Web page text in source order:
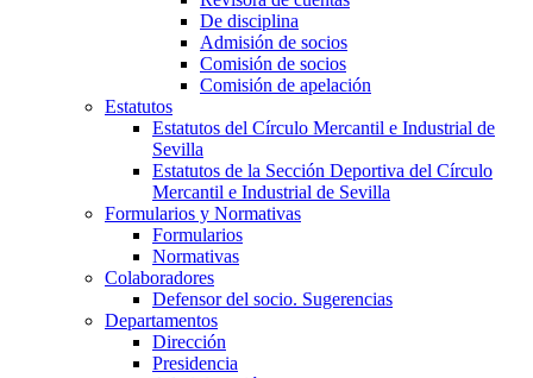
De disciplina
Admisión de socios
Comisión de socios
Comisión de apelación
Estatutos
Estatutos del Círculo Mercantil e Industrial de
Sevilla
Estatutos de la Sección Deportiva del Círculo
Mercantil e Industrial de Sevilla
Formularios y Normativas
Formularios
Normativas
Colaboradores
Defensor del socio. Sugerencias
Departamentos
Dirección
Presidencia